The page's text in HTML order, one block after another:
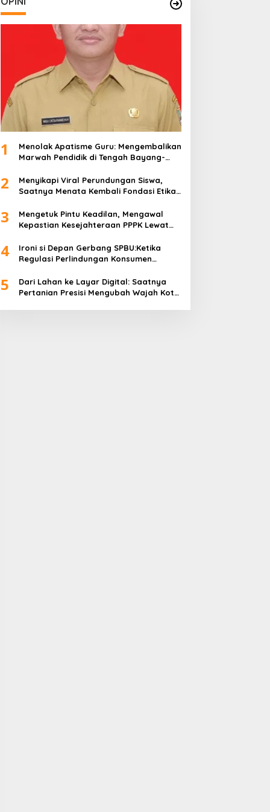
1
Menolak Apatisme Guru: Mengembalikan
Marwah Pendidik di Tengah Bayang-
2
Menyikapi Viral Perundungan Siswa,
Saatnya Menata Kembali Fondasi Etika
3
Mengetuk Pintu Keadilan, Mengawal
Kepastian Kesejahteraan PPPK Lewat
4
Ironi si Depan Gerbang SPBU:Ketika
Regulasi Perlindungan Konsumen
5
Dari Lahan ke Layar Digital: Saatnya
Pertanian Presisi Mengubah Wajah Kota